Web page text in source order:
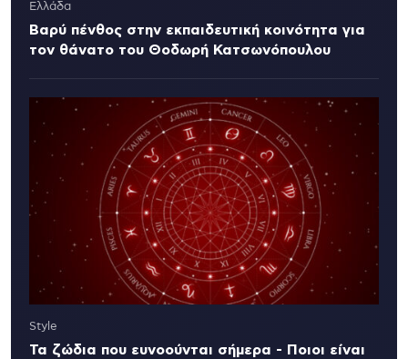
Ελλάδα
Βαρύ πένθος στην εκπαιδευτική κοινότητα για
τον θάνατο του Θοδωρή Κατσωνόπουλου
Style
Τα ζώδια που ευνοούνται σήμερα - Ποιοι είναι